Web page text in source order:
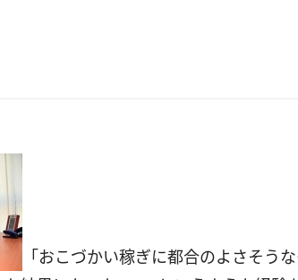
「おこづかい稼ぎに都合のよさそう